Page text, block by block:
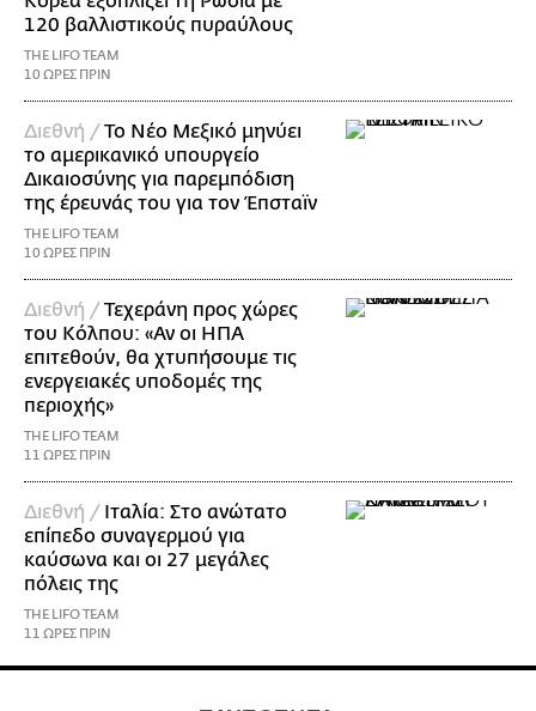
120 βαλλιστικούς πυραύλους
THE LIFO TEAM
10 ΩΡΕΣ ΠΡΙΝ
Διεθνή / Το Νέο Μεξικό μηνύει
το αμερικανικό υπουργείο
Δικαιοσύνης για παρεμπόδιση
της έρευνάς του για τον Έπσταϊν
THE LIFO TEAM
10 ΩΡΕΣ ΠΡΙΝ
Διεθνή / Τεχεράνη προς χώρες
του Κόλπου: «Αν οι ΗΠΑ
επιτεθούν, θα χτυπήσουμε τις
ενεργειακές υποδομές της
περιοχής»
THE LIFO TEAM
11 ΩΡΕΣ ΠΡΙΝ
Διεθνή / Ιταλία: Στο ανώτατο
επίπεδο συναγερμού για
καύσωνα και οι 27 μεγάλες
πόλεις της
THE LIFO TEAM
11 ΩΡΕΣ ΠΡΙΝ